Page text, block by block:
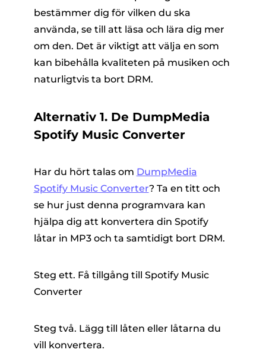
bestämmer dig för vilken du ska
använda, se till att läsa och lära dig mer
om den. Det är viktigt att välja en som
kan bibehålla kvaliteten på musiken och
naturligtvis ta bort DRM.
Alternativ 1. De DumpMedia
Spotify Music Converter
Har du hört talas om DumpMedia
Spotify Music Converter? Ta en titt och
se hur just denna programvara kan
hjälpa dig att konvertera din Spotify
låtar in MP3 och ta samtidigt bort DRM.
Steg ett. Få tillgång till Spotify Music
Converter
Steg två. Lägg till låten eller låtarna du
vill konvertera.